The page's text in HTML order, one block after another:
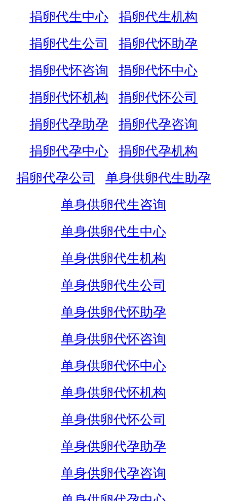
捐卵代生中心
捐卵代生机构
捐卵代生公司
捐卵代怀助孕
捐卵代怀咨询
捐卵代怀中心
捐卵代怀机构
捐卵代怀公司
捐卵代孕助孕
捐卵代孕咨询
捐卵代孕中心
捐卵代孕机构
捐卵代孕公司
单身供卵代生助孕
单身供卵代生咨询
单身供卵代生中心
单身供卵代生机构
单身供卵代生公司
单身供卵代怀助孕
单身供卵代怀咨询
单身供卵代怀中心
单身供卵代怀机构
单身供卵代怀公司
单身供卵代孕助孕
单身供卵代孕咨询